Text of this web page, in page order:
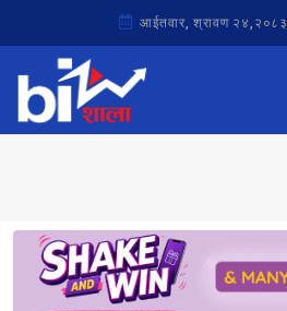
आईतवार, श्रावण २४,२०८३